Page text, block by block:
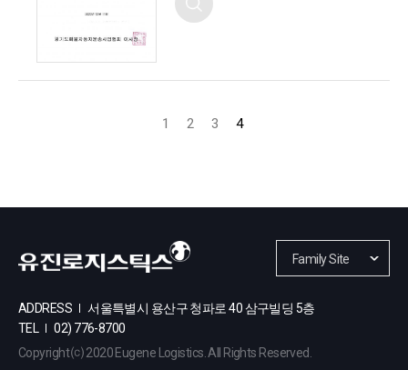
1 2 3 4
ADDRESS
서울특별시 용산구 청파로 40 삼구빌딩 5층
TEL
02) 776-8700
Copyright ⒞ 2020 Eugene Logistics. All Rights Reserved.